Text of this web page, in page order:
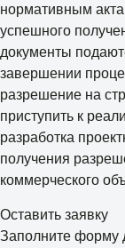
нормативным
успешного
документы
завершении
разрешение на
приступить к
разработка
получения
коммерческого
Оставить заявку
Заполните форму